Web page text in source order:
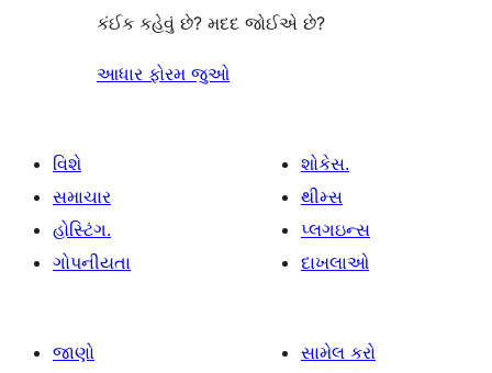
કંઈક કહેવું છે? મદદ જોઈએ છે?
આધાર ફોરમ જુઓ
વિશે
સમાચાર
હોસ્ટિંગ.
ગોપનીયતા
શોકેસ.
થીમ્સ
પ્લગઇન્સ
દાખલાઓ
જાણો
સામેલ કરો